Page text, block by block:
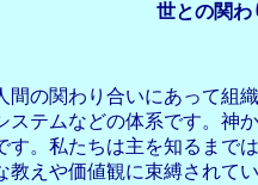
世との関わ
間の関わり合いにあって組
ステムなどの体系です。神
す。私たちは主を知るまで
教えや価値観に束縛されて